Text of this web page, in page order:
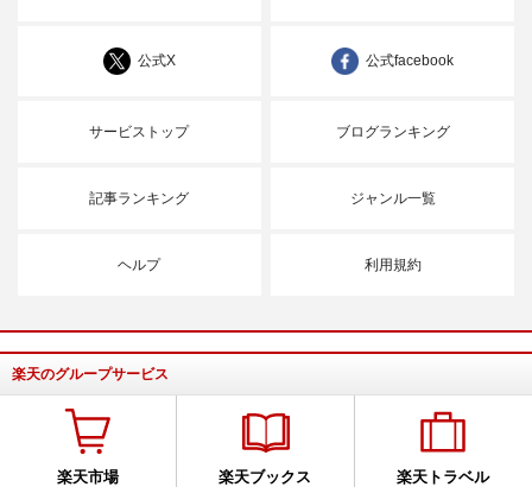
公式X 公式facebook
サービストップ ブログランキング
記事ランキング ジャンル一覧
ヘルプ 利用規約
楽天のグループサービス
楽天市場 楽天ブックス 楽天トラベル